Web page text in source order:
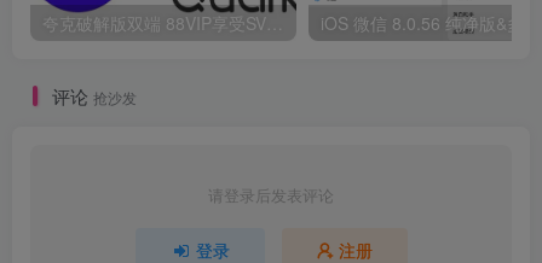
评论 抢沙发
请登录后发表评论
登录 注册